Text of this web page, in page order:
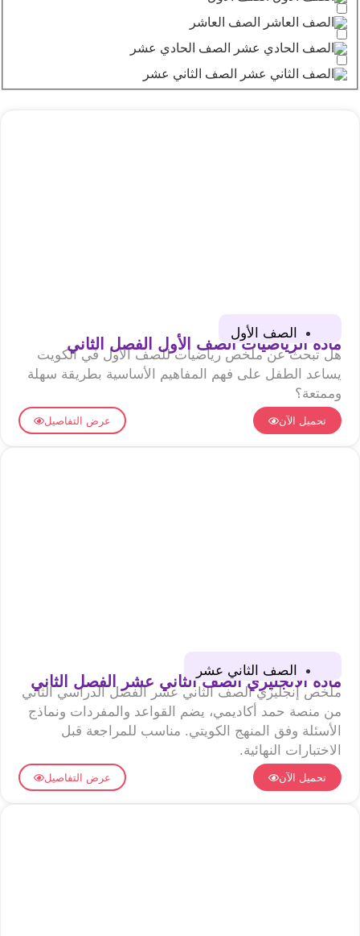
الصف العاشر
الصف الحادي عشر
الصف الثاني عشر
الصف الأول
هل تبحث عن ملخص رياضيات للصف الأول في الكويت
يساعد الطفل على فهم المفاهيم الأساسية بطريقة سهلة
وممتعة؟
مادة الرياضيات الصف الأول الفصل الثاني
تحميل الآن عرض التفاصيل
الصف الثاني عشر
ملخص إنجليزي الصف الثاني عشر الفصل الدراسي الثاني
من منصة حمد أكاديمي، يضم القواعد والمفردات ونماذج
الأسئلة وفق المنهج الكويتي. مناسب للمراجعة قبل
الاختبارات النهائية.
مادة الانجليزي الصف الثاني عشر الفصل الثاني
تحميل الآن عرض التفاصيل